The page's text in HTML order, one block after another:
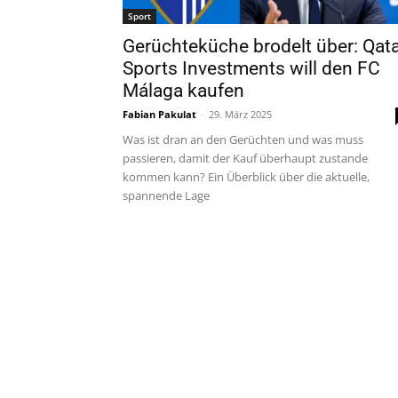
Sport
Gerüchteküche brodelt über:
Sports Investments will den FC
Málaga kaufen
Fabian Pakulat - 29. März 2025
Was ist dran an den Gerüchten und was muss
passieren, damit der Kauf überhaupt zustande
kommen kann? Ein Überblick über die aktuelle,
spannende Lage